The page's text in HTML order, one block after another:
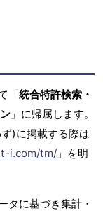
「統合特許検索・
」に帰属します。
)に掲載する際は
i.com/tm/ 」を明
タに基づき集計・